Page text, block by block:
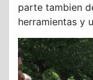
parte tambien
herramientas y